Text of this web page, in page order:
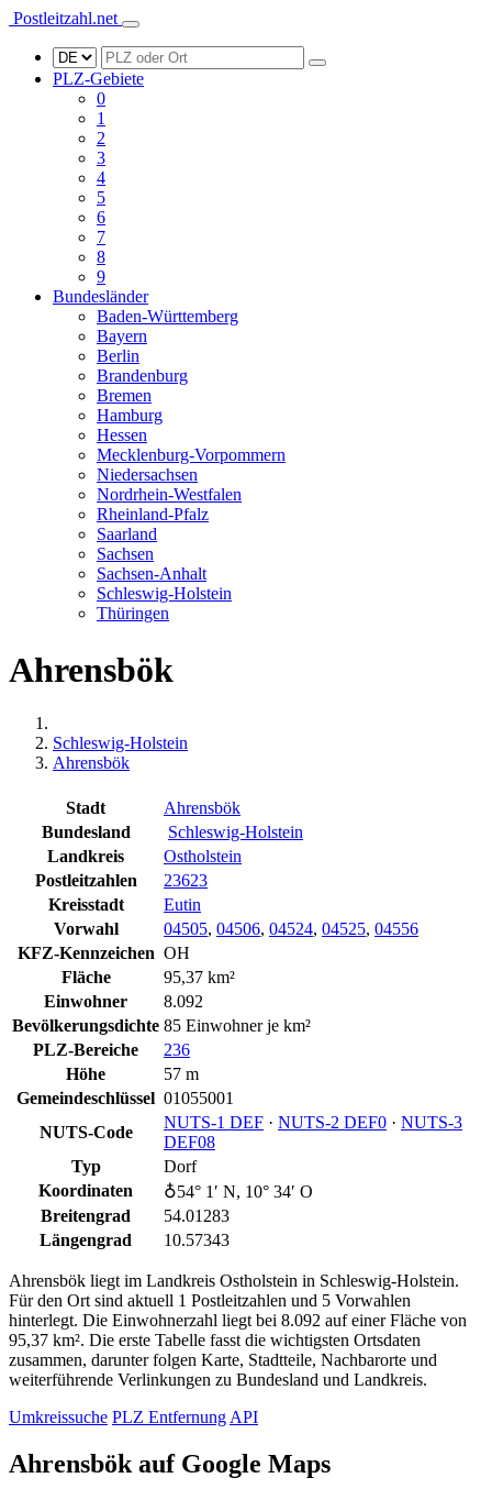
Postleitzahl.net
PLZ-Gebiete
0
1
2
3
4
5
6
7
8
9
Bundesländer
Baden-Württemberg
Bayern
Berlin
Brandenburg
Bremen
Hamburg
Hessen
Mecklenburg-Vorpommern
Niedersachsen
Nordrhein-Westfalen
Rheinland-Pfalz
Saarland
Sachsen
Sachsen-Anhalt
Schleswig-Holstein
Thüringen
Ahrensbök
Schleswig-Holstein
Ahrensbök
Stadt
Ahrensbök
Bundesland
Schleswig-Holstein
Landkreis
Ostholstein
Postleitzahlen
23623
Kreisstadt
Eutin
Vorwahl
04505, 04506, 04524, 04525, 04556
KFZ-Kennzeichen OH
Fläche
95,37 km²
Einwohner
8.092
Bevölkerungsdichte 85 Einwohner je km²
PLZ-Bereiche
236
Höhe
57 m
Gemeindeschlüssel 01055001
NUTS-Code
NUTS‑1 DEF · NUTS‑2 DEF0 · NUTS‑3
DEF08
Typ
Dorf
Koordinaten
♁54° 1′ N, 10° 34′ O
Breitengrad
54.01283
Längengrad
10.57343
Ahrensbök liegt im Landkreis Ostholstein in Schleswig-Holstein.
Für den Ort sind aktuell 1 Postleitzahlen und 5 Vorwahlen
hinterlegt. Die Einwohnerzahl liegt bei 8.092 auf einer Fläche von
95,37 km². Die erste Tabelle fasst die wichtigsten Ortsdaten
zusammen, darunter folgen Karte, Stadtteile, Nachbarorte und
weiterführende Verlinkungen zu Bundesland und Landkreis.
Umkreissuche PLZ EntfernungAPI
Ahrensbök auf Google Maps